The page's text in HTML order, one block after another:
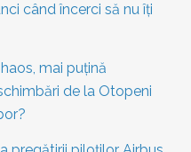
când încerci să nu îți
mai puțină
de la Otopeni